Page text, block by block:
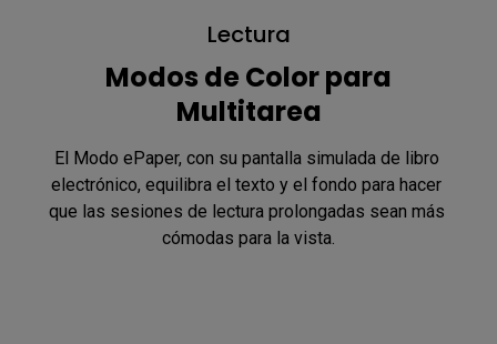
Lectura
Modos de Color para
Multitarea
El Modo ePaper, con su pantalla simulada de libro
electrónico, equilibra el texto y el fondo para hacer
que las sesiones de lectura prolongadas sean más
cómodas para la vista.